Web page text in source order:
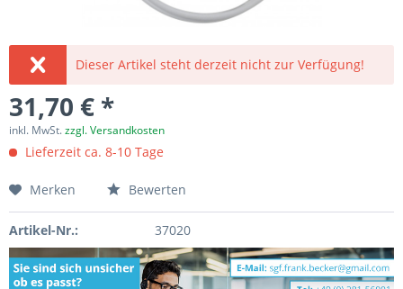
Dieser Artikel steht derzeit nicht zur Verfügung!
31,70 € *
inkl. MwSt.zzgl. Versandkosten
Lieferzeit ca. 8-10 Tage
Merken Bewerten
Artikel-Nr.: 37020